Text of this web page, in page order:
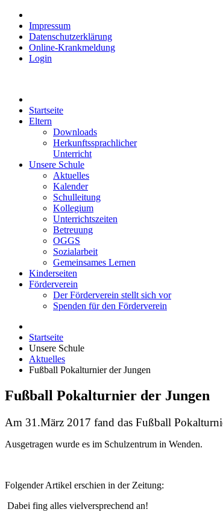
Impressum
Datenschutzerklärung
Online-Krankmeldung
Login
Startseite
Eltern
Downloads
Herkunftssprachlicher
Unterricht
Unsere Schule
Aktuelles
Kalender
Schulleitung
Kollegium
Unterrichtszeiten
Betreuung
OGGS
Sozialarbeit
Gemeinsames Lernen
Kinderseiten
Förderverein
Der Förderverein stellt sich vor
Spenden für den Förderverein
Startseite
Unsere Schule
Aktuelles
Fußball Pokalturnier der Jungen
Fußball Pokalturnier der Jungen
Am 31.März 2017 fand das Fußball
Ausgetragen wurde es im Schulzentrum in Wenden.
Folgender Artikel erschien in der Zeitung:
Dabei fing alles vielversprechend an!